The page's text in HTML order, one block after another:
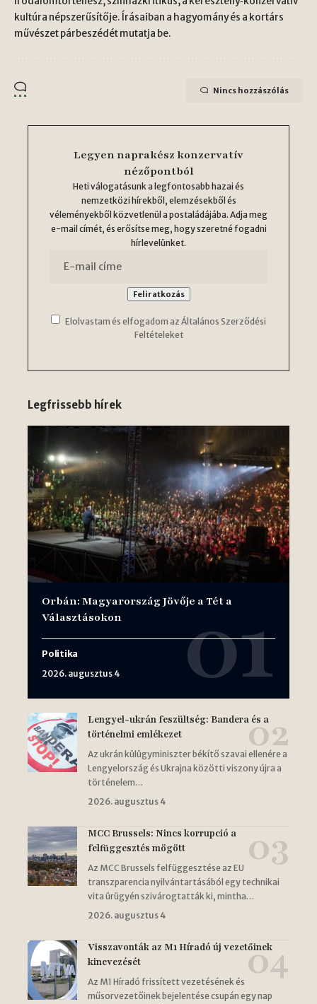
kultúra népszerűsítője. Írásaiban a hagyomány és a kortárs
művészet párbeszédét mutatja be.
Nincs hozzászólás
Legyen naprakész konzervatív
nézőpontból
Heti válogatásunk a legfontosabb hazai és
nemzetközi hírekből, elemzésekből és
véleményekből közvetlenül a postaládájába. Adja meg
e-mail címét, és erősítse meg, hogy szeretné fogadni
hírlevelünket.
Elolvastam és elfogadom az Általános Szerződési
Feltételeket
Legfrissebb hírek
Orbán: Magyarország Jövője a Tét a
Választásokon
Politika
2026. augusztus 4
Lengyel-ukrán feszültség: Bandera és a
történelmi emlékezet
Az ukrán külügyminiszter békítő szavai ellenére a
Lengyelország és Ukrajna közötti viszony újra a
történelem…
2026. augusztus 4
MCC Brussels: Nincs korrupció a
felfüggesztés mögött
Az MCC Brussels felfüggesztése az EU
transzparencia nyilvántartásából egy technikai
vita ürügyén szivárogtatták ki, mintha…
2026. augusztus 4
Visszavonták az M1 Híradó új vezetőinek
kinevezését
Az M1 Híradó frissített vezetésének és
műsorvezetőinek bejelentése csupán egy nap